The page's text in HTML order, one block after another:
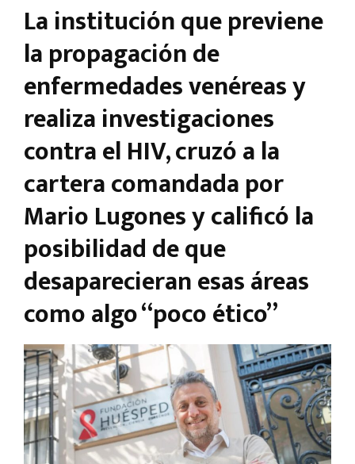
La institución que previene
la propagación de
enfermedades venéreas y
realiza investigaciones
contra el HIV, cruzó a la
cartera comandada por
Mario Lugones y calificó la
posibilidad de que
desaparecieran esas áreas
como algo “poco ético”